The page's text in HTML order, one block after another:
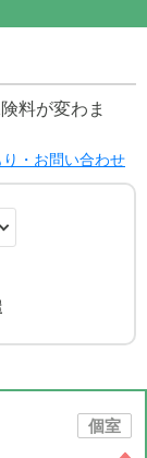
料が変わま
・お問い合わせ
個室